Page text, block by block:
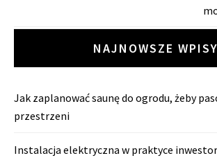
NAJNOWSZE WPISY
Jak zaplanować saunę do ogrodu, żeby
przestrzeni
Instalacja elektryczna w praktyce